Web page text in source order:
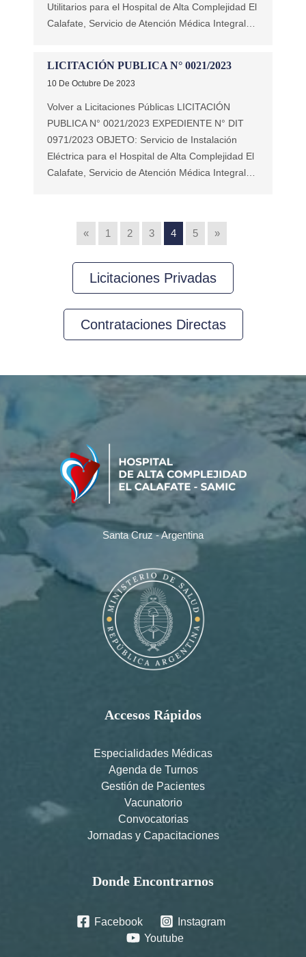
Utilitarios para el Hospital de Alta Complejidad El
Calafate, Servicio de Atención Médica Integral…
LICITACIÓN PUBLICA N° 0021/2023
10 De Octubre De 2023
Volver a Licitaciones Públicas LICITACIÓN
PUBLICA N° 0021/2023 EXPEDIENTE N° DIT
0971/2023 OBJETO: Servicio de Instalación
Eléctrica para el Hospital de Alta Complejidad El
Calafate, Servicio de Atención Médica Integral…
« 1 2 3 4 5 »
Licitaciones Privadas
Contrataciones Directas
Santa Cruz - Argentina
Accesos Rápidos
Especialidades Médicas
Agenda de Turnos
Gestión de Pacientes
Vacunatorio
Convocatorias
Jornadas y Capacitaciones
Donde Encontrarnos
Facebook
Instagram
Youtube